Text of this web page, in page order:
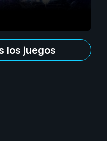
los juegos